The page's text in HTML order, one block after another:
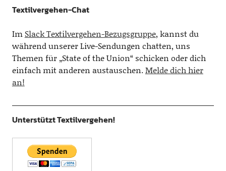
Textilvergehen-Chat
Im Slack Textilvergehen-Bezugsgruppe, kannst du
während unserer Live-Sendungen chatten, uns
Themen für „State of the Union“ schicken oder dich
einfach mit anderen austauschen.Melde dich hier
an!
Unterstützt Textilvergehen!